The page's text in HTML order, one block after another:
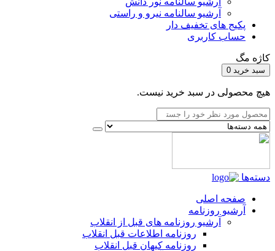
آرشیو سالنامه نیرو و راستی
پکیج های تخفیف دار
حساب کاربری
کاژه مگ
سبد خرید 0
هیچ محصولی در سبد خرید نیست.
دسته‌ها
صفحه اصلی
آرشیو روزنامه
آرشیو روزنامه های قبل از انقلاب
روزنامه اطلاعات قبل انقلاب
روزنامه کیهان قبل انقلاب